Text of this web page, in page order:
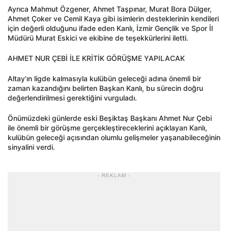
Ayrıca Mahmut Özgener, Ahmet Taşpınar, Murat Bora Dülger,
Ahmet Çoker ve Cemil Kaya gibi isimlerin desteklerinin kendileri
için değerli olduğunu ifade eden Kanlı, İzmir Gençlik ve Spor İl
Müdürü Murat Eskici ve ekibine de teşekkürlerini iletti.
AHMET NUR ÇEBİ İLE KRİTİK GÖRÜŞME YAPILACAK
Altay’ın ligde kalmasıyla kulübün geleceği adına önemli bir
zaman kazandığını belirten Başkan Kanlı, bu sürecin doğru
değerlendirilmesi gerektiğini vurguladı.
Önümüzdeki günlerde eski Beşiktaş Başkanı Ahmet Nur Çebi
ile önemli bir görüşme gerçekleştireceklerini açıklayan Kanlı,
kulübün geleceği açısından olumlu gelişmeler yaşanabileceğinin
sinyalini verdi.
- REKLAM -